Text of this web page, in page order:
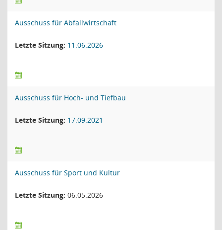
Ausschuss für Abfallwirtschaft
Letzte Sitzung: 11.06.2026
Ausschuss für Hoch- und Tiefbau
Letzte Sitzung: 17.09.2021
Ausschuss für Sport und Kultur
Letzte Sitzung: 06.05.2026